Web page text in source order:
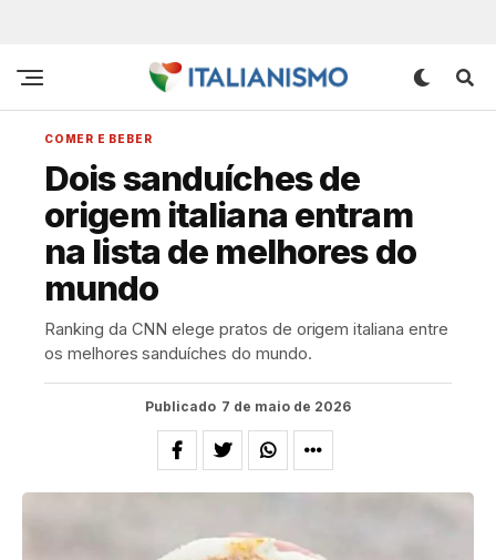
COMER E BEBER
Dois sanduíches de
origem italiana entram
na lista de melhores do
mundo
Ranking da CNN elege pratos de origem italiana entre
os melhores sanduíches do mundo.
Publicado 7 de maio de 2026